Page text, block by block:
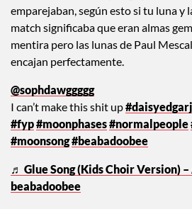
emparejaban, según esto si tu luna y
match significaba que eran almas
mentira pero las lunas de Paul
encajan perfectamente.
@sophdawggggg
I can’t make this shit up
#fyp#moonphases#normalpeople
#moonsong#beabadoobee
♬ Glue Song (Kids Choir Version)
beabadoobee